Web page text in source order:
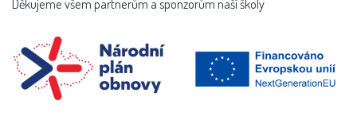
Děkujeme všem partnerům a sponzorům naší školy